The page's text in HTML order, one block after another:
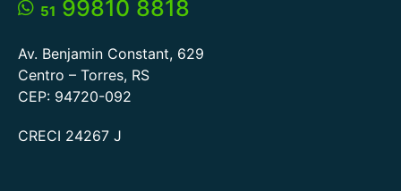
51 99810 8818
Av. Benjamin Constant, 629
Centro – Torres, RS
CEP: 94720-092
CRECI 24267 J